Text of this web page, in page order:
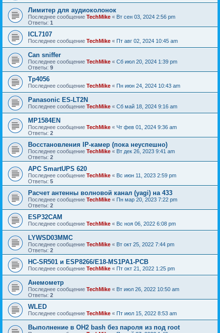
Лимитер для аудиоколонок
Последнее сообщение TechMike « Вт сен 03, 2024 2:56 pm
Ответы: 1
ICL7107
Последнее сообщение TechMike « Пт авг 02, 2024 10:45 am
Can sniffer
Последнее сообщение TechMike « Сб июл 20, 2024 1:39 pm
Ответы: 9
Tp4056
Последнее сообщение TechMike « Пн июн 24, 2024 10:43 am
Panasonic ES-LT2N
Последнее сообщение TechMike « Сб май 18, 2024 9:16 am
MP1584EN
Последнее сообщение TechMike « Чт фев 01, 2024 9:36 am
Ответы: 2
Восстановления IP-камер (пока неуспешно)
Последнее сообщение TechMike « Вт дек 26, 2023 9:41 am
Ответы: 2
APC SmartUPS 620
Последнее сообщение TechMike « Вс июн 11, 2023 2:59 pm
Ответы: 5
Расчет антенны волновой канал (yagi) на 433
Последнее сообщение TechMike « Пн мар 20, 2023 7:22 pm
Ответы: 2
ESP32CAM
Последнее сообщение TechMike « Вс ноя 06, 2022 6:08 pm
LYWSD03MMC
Последнее сообщение TechMike « Вт окт 25, 2022 7:44 pm
Ответы: 2
HC-SR501 и ESP8266/E18-MS1PA1-PCB
Последнее сообщение TechMike « Пт окт 21, 2022 1:25 pm
Анемометр
Последнее сообщение TechMike « Вт июл 26, 2022 10:50 am
Ответы: 2
WLED
Последнее сообщение TechMike « Пт июл 15, 2022 8:53 am
Выполнение в OH2 bash без пароля из под root